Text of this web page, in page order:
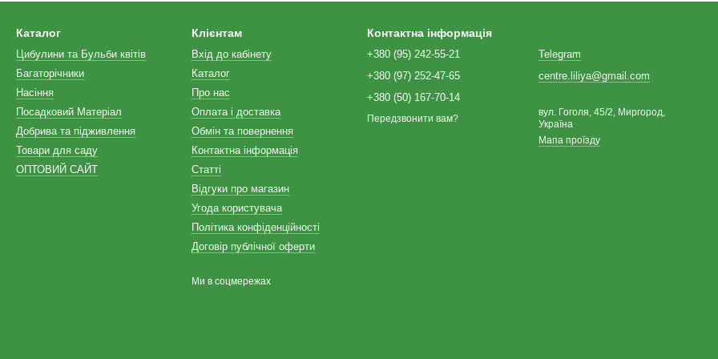
Каталог
Цибулини та Бульби квітів
Багаторічники
Насіння
Посадковий Матеріал
Добрива та підживлення
Товари для саду
ОПТОВИЙ САЙТ
Клієнтам
Вхід до кабінету
Каталог
Про нас
Оплата і доставка
Обмін та повернення
Контактна інформація
Статті
Відгуки про магазин
Угода користувача
Політика конфіденційності
Договір публічної оферти
Ми в соцмережах
Контактна інформація
+380 (95) 242-55-21
+380 (97) 252-47-65
+380 (50) 167-70-14
Передзвонити вам?
Telegram
centre.liliya@gmail.com
вул. Гоголя, 45/2, Миргород,
Україна
Мапа проїзду